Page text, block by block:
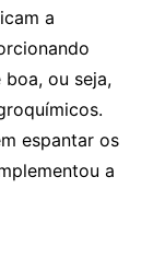
a
ou seja,
espantar os
a